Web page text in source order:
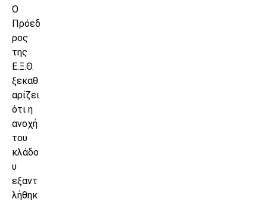
Ο
Πρόεδ
ρος
της
Ε.Ξ.Θ.
ξεκαθ
αρίζει
ότι η
ανοχή
του
κλάδο
υ
εξαντ
λήθηκ